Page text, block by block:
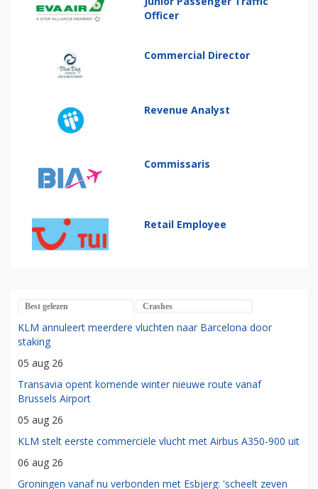
Officer
Commercial Director
Revenue Analyst
Commissaris
Retail Employee
Best gelezen Crashes
KLM annuleert meerdere vluchten naar Barcelona door
staking
05 aug 26
Transavia opent komende winter nieuwe route vanaf
Brussels Airport
05 aug 26
KLM stelt eerste commerciële vlucht met Airbus A350-900 uit
06 aug 26
Groningen vanaf nu verbonden met Esbjerg: 'scheelt zeven